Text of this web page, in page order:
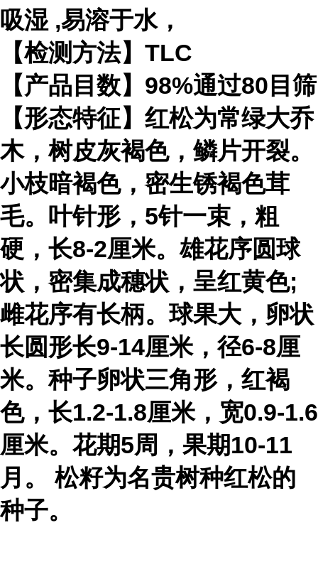
吸湿 ,易溶于水，
【检测方法】TLC
【产品目数】98%通过80目筛
【形态特征】红松为常绿大乔
木，树皮灰褐色，鳞片开裂。
小枝暗褐色，密生锈褐色茸
毛。叶针形，5针一束，粗
硬，长8-2厘米。雄花序圆球
状，密集成穗状，呈红黄色;
雌花序有长柄。球果大，卵状
长圆形长9-14厘米，径6-8厘
米。种子卵状三角形，红褐
色，长1.2-1.8厘米，宽0.9-1.6
厘米。花期5周，果期10-11
月。 松籽为名贵树种红松的
种子。